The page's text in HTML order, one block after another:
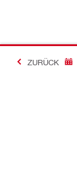
ZURÜCK